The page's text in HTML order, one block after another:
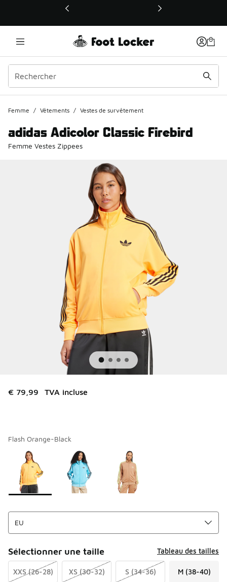
Ce lien ouvrira une nouvelle fenêtre
Femme / Vêtements / Vestes de survêtement
adidas Adicolor Classic Firebird
Femme Vestes Zippees
€ 79,99 TVA incluse
Flash Orange-Black
Page 1 sur 1 affichant 1 à 3 des 3 couleurs.
Merci de sélectionner un style
Sélectionner une taille Tableau des tailles
XXS (26-28) XS (30-32) S (34-36) M (38-40)